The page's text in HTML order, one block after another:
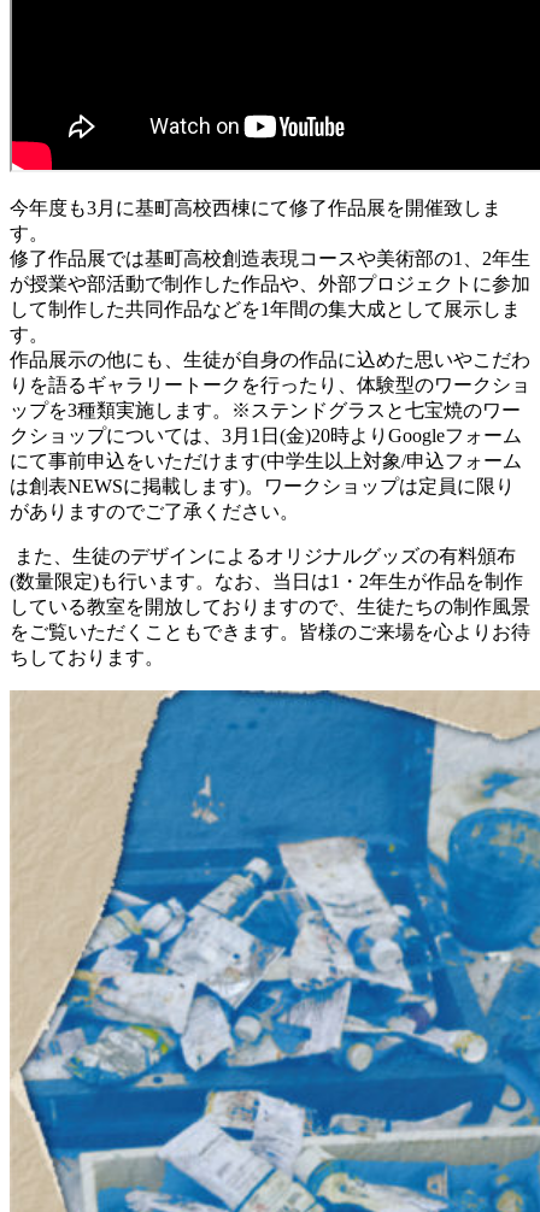
今年度も3月に基町高校西棟にて修了作品展を開催致しま
す。
修了作品展では基町高校創造表現コースや美術部の1、2年生
が授業や部活動で制作した作品や、外部プロジェクトに参加
して制作した共同作品などを1年間の集大成として展示しま
す。
作品展示の他にも、生徒が自身の作品に込めた思いやこだわ
りを語るギャラリートークを行ったり、体験型のワークショ
ップを3種類実施します。※ステンドグラスと七宝焼のワー
クショップについては、3月1日(金)20時よりGoogleフォーム
にて事前申込をいただけます(中学生以上対象/申込フォーム
は創表NEWSに掲載します)。ワークショップは定員に限り
がありますのでご了承ください。
また、生徒のデザインによるオリジナルグッズの有料頒布
(数量限定)も行います。なお、当日は1・2年生が作品を制作
している教室を開放しておりますので、生徒たちの制作風景
をご覧いただくこともできます。皆様のご来場を心よりお待
ちしております。